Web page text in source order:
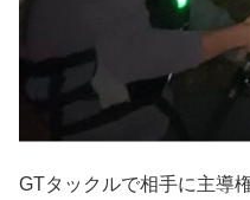
GTタックルで相手に主導